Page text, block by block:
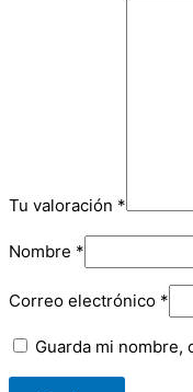
Tu valoración *
Nombre *
Correo electrónico *
Guarda mi nombre,